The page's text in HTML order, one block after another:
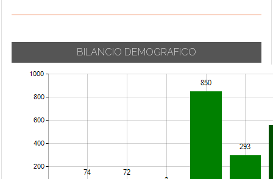
BILANCIO DEMOGRAFICO